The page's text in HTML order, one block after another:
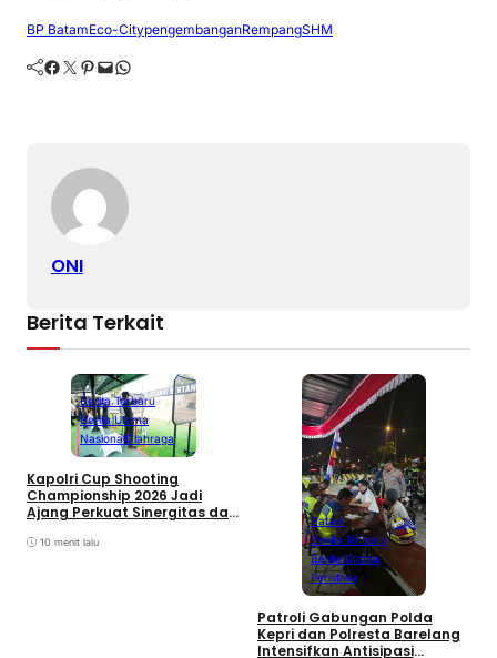
BP BatamEco-CitypengembanganRempangSHM
Facebook Twitter Pinterest Mail WhatsApp
ONI
Berita Terkait
Berita Terbaru
Berita Utama
NasionalOlahraga
Kapolri Cup Shooting
Championship 2026 Jadi
Ajang Perkuat Sinergitas dan
10 menit lalu
Batam
Berita Terbaru
Berita Utama
Peristiwa
Patroli Gabungan Polda
Kepri dan Polresta Barelang
Intensifkan Antisipasi